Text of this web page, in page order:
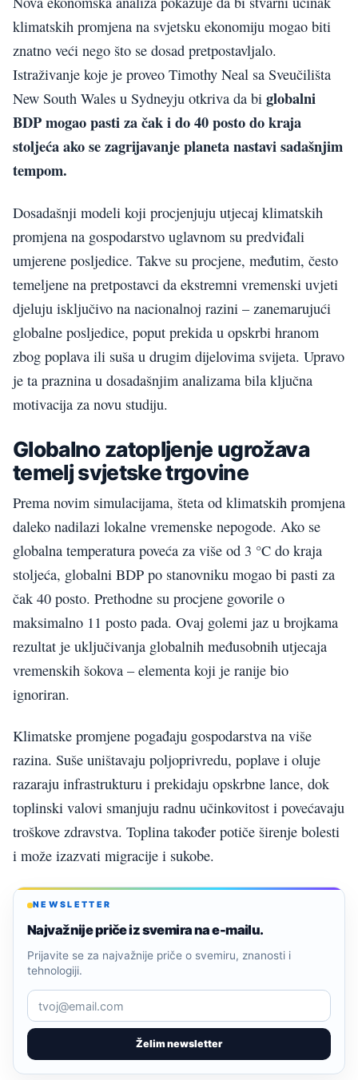
klimatskih promjena na svjetsku ekonomiju mogao biti
znatno veći nego što se dosad pretpostavljalo.
Istraživanje koje je proveo Timothy Neal sa Sveučilišta
New South Wales u Sydneyju otkriva da bi globalni
BDP mogao pasti za čak i do 40 posto do kraja
stoljeća ako se zagrijavanje planeta nastavi sadašnjim
tempom.
Dosadašnji modeli koji procjenjuju utjecaj klimatskih
promjena na gospodarstvo uglavnom su predviđali
umjerene posljedice. Takve su procjene, međutim, često
temeljene na pretpostavci da ekstremni vremenski uvjeti
djeluju isključivo na nacionalnoj razini – zanemarujući
globalne posljedice, poput prekida u opskrbi hranom
zbog poplava ili suša u drugim dijelovima svijeta. Upravo
je ta praznina u dosadašnjim analizama bila ključna
motivacija za novu studiju.
Globalno zatopljenje ugrožava
temelj svjetske trgovine
Prema novim simulacijama, šteta od klimatskih promjena
daleko nadilazi lokalne vremenske nepogode. Ako se
globalna temperatura poveća za više od 3 °C do kraja
stoljeća, globalni BDP po stanovniku mogao bi pasti za
čak 40 posto. Prethodne su procjene govorile o
maksimalno 11 posto pada. Ovaj golemi jaz u brojkama
rezultat je uključivanja globalnih međusobnih utjecaja
vremenskih šokova – elementa koji je ranije bio
ignoriran.
Klimatske promjene pogađaju gospodarstva na više
razina. Suše uništavaju poljoprivredu, poplave i oluje
razaraju infrastrukturu i prekidaju opskrbne lance, dok
toplinski valovi smanjuju radnu učinkovitost i povećavaju
troškove zdravstva. Toplina također potiče širenje bolesti
i može izazvati migracije i sukobe.
NEWSLETTER
Najvažnije priče iz svemira na e-mailu.
Želim newsletter
Prijavite se za najvažnije priče o svemiru, znanosti i
tehnologiji.